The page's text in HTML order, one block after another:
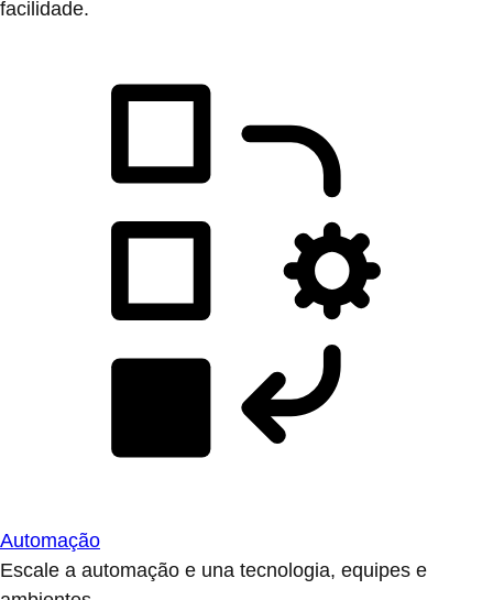
facilidade.
Automação
Escale a automação e una tecnologia, equipes e